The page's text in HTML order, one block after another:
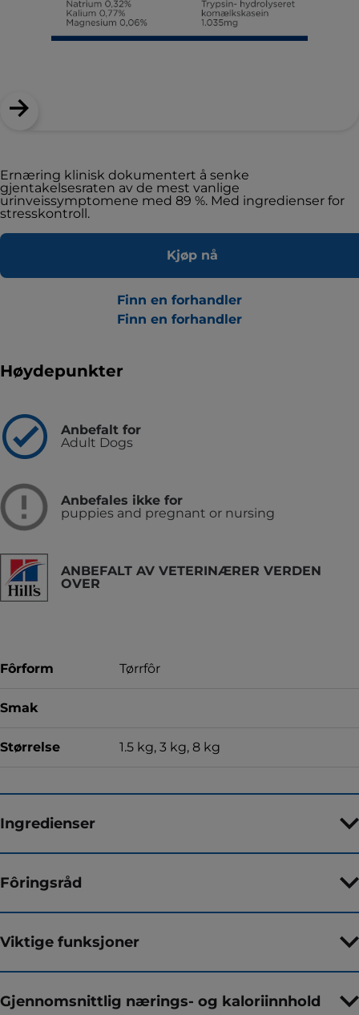
Ernæring klinisk dokumentert å senke
gjentakelsesraten av de mest vanlige
urinveissymptomene med 89 %. Med ingredienser for
stresskontroll.
Kjøp nå
Finn en forhandler
Finn en forhandler
Høydepunkter
Anbefalt for
Adult Dogs
Anbefales ikke for
puppies and pregnant or nursing
ANBEFALT AV VETERINÆRER VERDEN
OVER
Fôrform Tørrfôr
Smak
Størrelse 1.5 kg, 3 kg, 8 kg
Ingredienser
Fôringsråd
Viktige funksjoner
Gjennomsnittlig nærings- og kaloriinnhold